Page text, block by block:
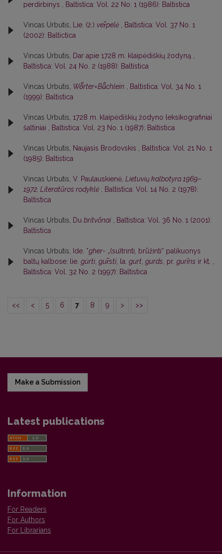
perdirbinys , Baltistica: Vol. 22 No. 1 (1986): Baltistica
Vincas Urbutis, Lie. (ž.) ver̃pelė , Baltistica: Vol. 37 No. 1
(2002): Baltictica
Vincas Urbutis, Dar apie 1728 m. klaipėdiškių žodyną ,
Baltistica: Vol. 24 No. 2 (1988): Baltistica
Vincas Urbutis, Woͤrter=Buͤchlein , Baltistica: Vol. 34 No. 1
(1999): Baltistica
Vincas Urbutis, 1728 m. klaipėdiškių žodyno leksikografiniai
šaltiniai , Baltistica: Vol. 23 No. 1 (1987): Baltistica
Vincas Urbutis, Naujasis Brodovskis , Baltistica: Vol. 21 No. 1
(1985): Baltistica
Vincas Urbutis, V. Paulauskienė, Lietuvių kalbotyra 1969–
1972. Literatūros rodyklė , Baltistica: Vol. 14 No. 2 (1978):
Baltistica
Vincas Urbutis, Du britvõnai , Baltistica: Vol. 36 No. 1 (2001):
Baltistica
Vincas Urbutis, Ide. *gher- „(su)trinti, brūžinti“ palikuonys
baltų kalbose: lie. gùrti, gur̃sti, la. gurt, gurds, pr. gurīns ir kt. ,
Baltistica: Vol. 32 No. 2 (1997): Baltistica
<< < 5 6 7 8 9 > >>
Make a Submission
Latest publications
Information
For Readers
For Authors
For Librarians